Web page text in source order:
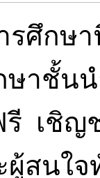
รศึกษ
ษาชั้น
เชิญ
สนใจ